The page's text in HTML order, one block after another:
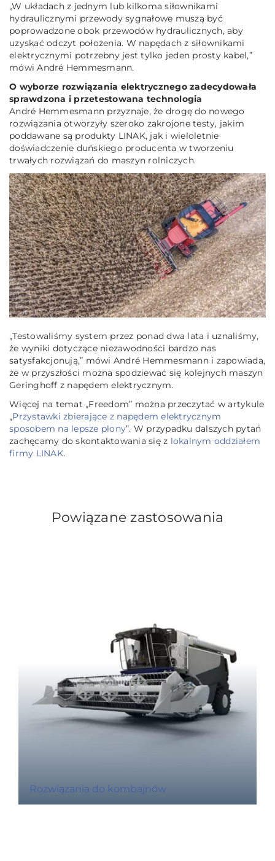
„W układach z jednym lub kilkoma siłownikami
hydraulicznymi przewody sygnałowe muszą być
poprowadzone obok przewodów hydraulicznych, aby
uzyskać odczyt położenia. W napędach z siłownikami
elektrycznymi potrzebny jest tylko jeden prosty kabel,”
mówi André Hemmesmann.
O wyborze rozwiązania elektrycznego zadecydowała
sprawdzona i przetestowana technologia
André Hemmesmann przyznaje, że drogę do nowego
rozwiązania otworzyły szeroko zakrojone testy, jakim
poddawane są produkty LINAK, jak i wieloletnie
doświadczenie duńskiego producenta w tworzeniu
trwałych rozwiązań do maszyn rolniczych.
„Testowaliśmy system przez ponad dwa lata i uznaliśmy,
że wyniki dotyczące niezawodności bardzo nas
satysfakcjonują,” mówi André Hemmesmann i zapowiada,
że ​​w przyszłości można spodziewać się kolejnych maszyn
Geringhoff z napędem elektrycznym.
Więcej na temat „Freedom” można przeczytać w artykule
„Przystawki zbierające z napędem elektrycznym
sposobem na lepsze plony”. W przypadku dalszych pytań
zachęcamy do skontaktowania się z lokalnym oddziałem
firmy LINAK.
Powiązane zastosowania
Rozwiązania do kombajnów